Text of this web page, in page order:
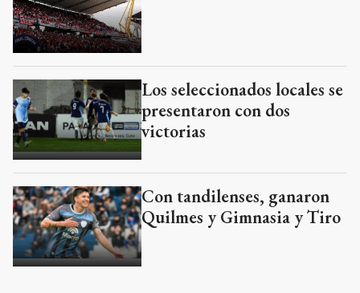
Los seleccionados locales se
presentaron con dos
victorias
Con tandilenses, ganaron
Quilmes y Gimnasia y Tiro